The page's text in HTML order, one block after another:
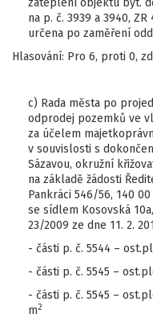
zateplení objektu byt.
na p. č. 3939 a 3940,
určena po zaměření
Hlasování: Pro 6, proti 0,
c) Rada města po
odprodej pozemků ve
za účelem
v souvislosti s
Sázavou, okružní
na základě žádosti
Pankráci 546/56, 140
se sídlem Kosovská
23/2009 ze dne 11. 2.
- části p. č. 5544 –
- části p. č. 5545 –
- části p. č. 5545 –
m2